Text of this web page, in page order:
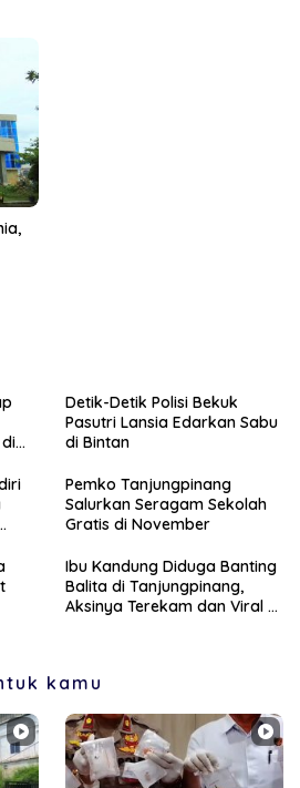
Detik-Detik Polisi Bekuk
Pasutri Lansia Edarkan Sabu
di Bintan
Pemko Tanjungpinang
Salurkan Seragam Sekolah
Gratis di November
Ibu Kandung Diduga Banting
Balita di Tanjungpinang,
Aksinya Terekam dan Viral di
kamu